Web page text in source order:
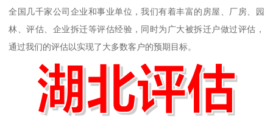
全国几千家公司企业和事业单位，我们有着丰富的房屋、厂房、园
林、评估、企业拆迁等评估经验，同时为广大被拆迁户做过评估，
通过我们的评估以实现了大多数客户的预期目标。